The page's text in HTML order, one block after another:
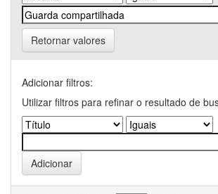
Retornar valores
Adicionar filtros:
Utilizar filtros para refinar o resultado de